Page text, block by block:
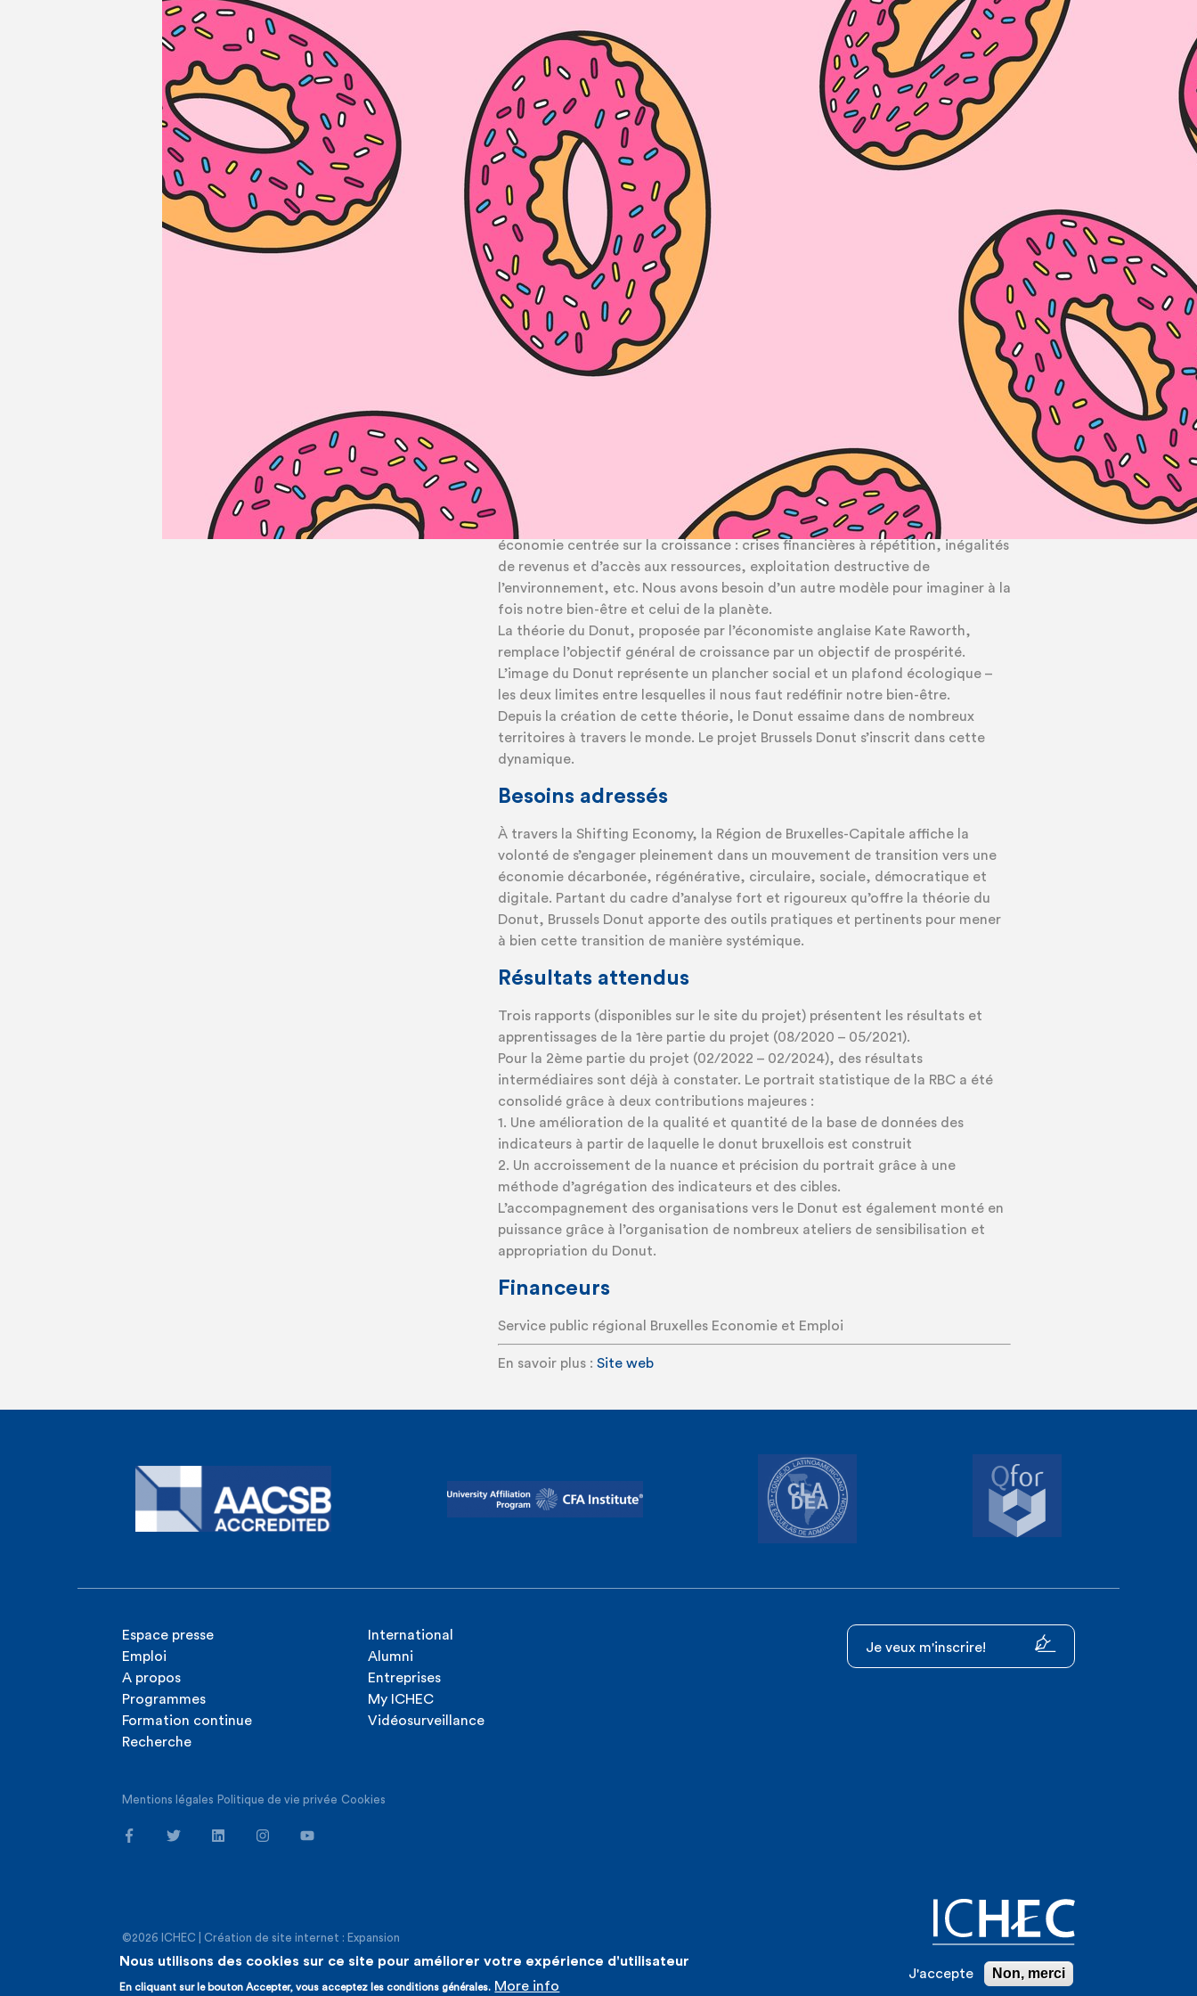
Géraldine THIRY
Philippe ROMAN
La théorie du Doughnut appliquée à la Région de Bruxelles-
Capitale. Disposer d’un cadre de réflexion adapté à la réalité
bruxelloise pour co-imaginer, orienter et prendre des
décisions cohérentes pour la transition écologique et solidaire
vers une société soutenable.
Consciente qu’une transition vers une économie “dans le doughnut” ne peut
se faire que si elle est pensée de façon systémique – à chaque niveau d’action
et pour tous ses acteurs –, l’équipe Brussels Donut adapte, aux moyens d’une
méthodologie originale, l’approche Donut à Bruxelles :
- Nano : Les objets du quotidien comme révélateurs de nos impacts
Contexte
Chaque jour, nous pouvons percevoir les dysfonctionnements d’une
économie centrée sur la croissance : crises financières à répétition, inégalités
de revenus et d’accès aux ressources, exploitation destructive de
l’environnement, etc. Nous avons besoin d’un autre modèle pour imaginer à la
fois notre bien-être et celui de la planète.
La théorie du Donut, proposée par l’économiste anglaise Kate Raworth,
remplace l’objectif général de croissance par un objectif de prospérité.
L’image du Donut représente un plancher social et un plafond écologique –
les deux limites entre lesquelles il nous faut redéfinir notre bien-être.
Depuis la création de cette théorie, le Donut essaime dans de nombreux
territoires à travers le monde. Le projet Brussels Donut s’inscrit dans cette
dynamique.
Besoins adressés
À travers la Shifting Economy, la Région de Bruxelles-Capitale affiche la
volonté de s’engager pleinement dans un mouvement de transition vers une
économie décarbonée, régénérative, circulaire, sociale, démocratique et
digitale. Partant du cadre d’analyse fort et rigoureux qu’offre la théorie du
Donut, Brussels Donut apporte des outils pratiques et pertinents pour mener
à bien cette transition de manière systémique.
Résultats attendus
Trois rapports (disponibles sur le site du projet) présentent les résultats et
apprentissages de la 1ère partie du projet (08/2020 – 05/2021).
Pour la 2ème partie du projet (02/2022 – 02/2024), des résultats
intermédiaires sont déjà à constater. Le portrait statistique de la RBC a été
consolidé grâce à deux contributions majeures :
1. Une amélioration de la qualité et quantité de la base de données des
indicateurs à partir de laquelle le donut bruxellois est construit
2. Un accroissement de la nuance et précision du portrait grâce à une
méthode d’agrégation des indicateurs et des cibles.
L’accompagnement des organisations vers le Donut est également monté en
puissance grâce à l’organisation de nombreux ateliers de sensibilisation et
appropriation du Donut.
Financeurs
Service public régional Bruxelles Economie et Emploi
En savoir plus : Site web
Espace presse
Emploi
A propos
Programmes
Formation continue
Recherche
International
Alumni
Entreprises
My ICHEC
Vidéosurveillance
Je veux m'inscrire!
Mentions légales Politique de vie privée Cookies
©2026 ICHEC | Création de site internet : Expansion
Nous utilisons des cookies sur ce site pour améliorer votre expérience d'utilisateur
En cliquant sur le bouton Accepter, vous acceptez les conditions générales. More info
J'accepte Non, merci